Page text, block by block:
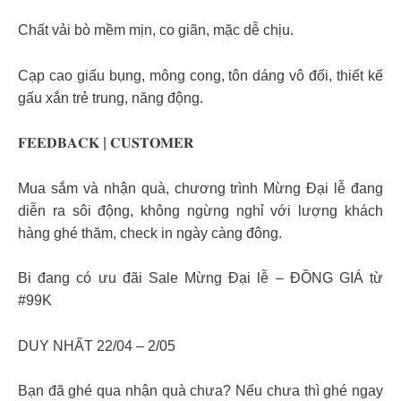
Chất vải bò mềm mịn, co giãn, mặc dễ chịu.
Cạp cao giấu bụng, mông cong, tôn dáng vô đối, thiết kế
gấu xắn trẻ trung, năng động.
𝐅𝐄𝐄𝐃𝐁𝐀𝐂𝐊 | 𝐂𝐔𝐒𝐓𝐎𝐌𝐄𝐑
Mua sắm và nhận quà, chương trình Mừng Đại lễ đang
diễn ra sôi động, không ngừng nghỉ với lượng khách
hàng ghé thăm, check in ngày càng đông.
Bi đang có ưu đãi Sale Mừng Đại lễ – ĐỒNG GIÁ từ
#99K
DUY NHẤT 22/04 – 2/05
Bạn đã ghé qua nhận quà chưa? Nếu chưa thì ghé ngay